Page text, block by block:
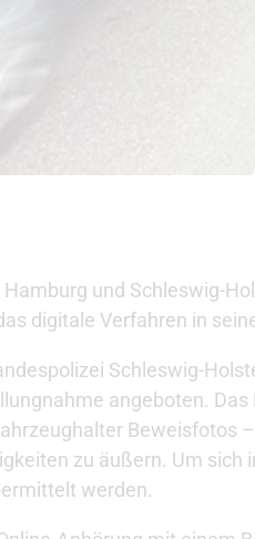
und Schleswig-
digitale Verfahren in
Schleswig-
angeboten.
Beweisfotos
zu äußern. Um
werden.